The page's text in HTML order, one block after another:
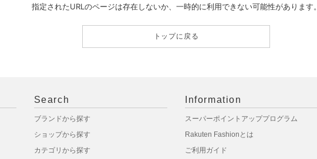
指定されたURLのページは存在しないか、一時的に利用できない可能性があります。
トップに戻る
Search
ブランドから探す
ショップから探す
カテゴリから探す
Information
スーパーポイントアッププログラム
Rakuten Fashionとは
ご利用ガイド